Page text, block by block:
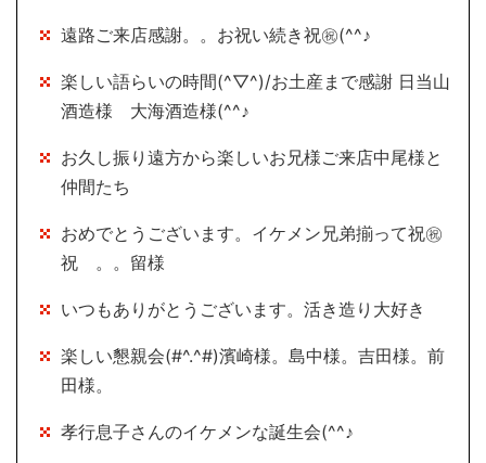
遠路ご来店感謝。。お祝い続き祝㊗(^^♪
楽しい語らいの時間(^▽^)/お土産まで感謝 日当山
酒造様 大海酒造様(^^♪
お久し振り遠方から楽しいお兄様ご来店中尾様と
仲間たち
おめでとうございます。イケメン兄弟揃って祝㊗
祝 。。留様
いつもありがとうございます。活き造り大好き
楽しい懇親会(#^.^#)濱崎様。島中様。吉田様。前
田様。
孝行息子さんのイケメンな誕生会(^^♪